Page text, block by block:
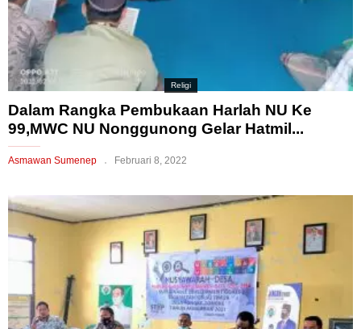
Religi
Dalam Rangka Pembukaan Harlah NU Ke
99,MWC NU Nonggunong Gelar Hatmil...
Asmawan Sumenep Februari 8, 2022